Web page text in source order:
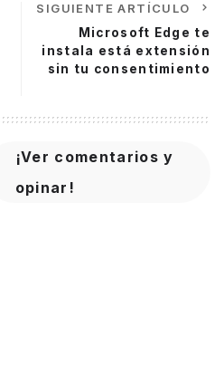
SIGUIENTE ARTÍCULO
Microsoft Edge te
instala está extensión
sin tu consentimiento
¡Ver comentarios y
opinar!